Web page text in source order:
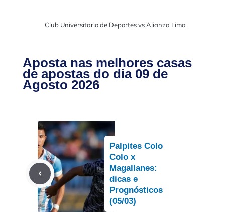
Club Universitario de Deportes vs Alianza Lima
Aposta nas melhores casas
de apostas do dia 09 de
Agosto 2026
Palpites Colo
Colo x
Magallanes:
dicas e
Prognósticos
(05/03)